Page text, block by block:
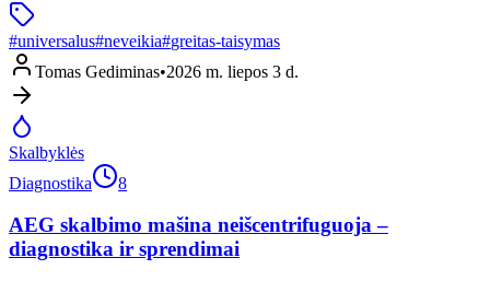
#universalus#neveikia#greitas-taisymas
Tomas Gediminas•2026 m. liepos 3 d.
Skalbyklės
Diagnostika
8
AEG skalbimo mašina neišcentrifuguoja –
diagnostika ir sprendimai